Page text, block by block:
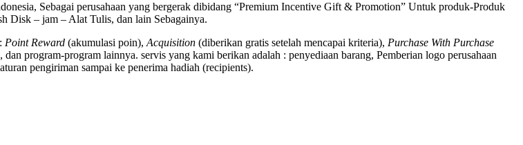
Sebagai perusahaan yang bergerak dibidang “Premium Incentive Gift & Promotion” Untuk produk-Produk
Disk – jam – Alat Tulis, dan lain Sebagainya.
Point Reward (akumulasi poin), Acquisition (diberikan gratis setelah mencapai kriteria), Purchase With Purchase
program-program lainnya. servis yang kami berikan adalah : penyediaan barang, Pemberian logo perusahaan
pengiriman sampai ke penerima hadiah (recipients).